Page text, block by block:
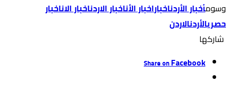
‫‫‫‫وسوم‬أخبار الأردناخباراخبار الأناخبار الاردناخبار الاناخبار
حصريالأردنالاردن
‫‫ شاركها‬
Share onFacebook